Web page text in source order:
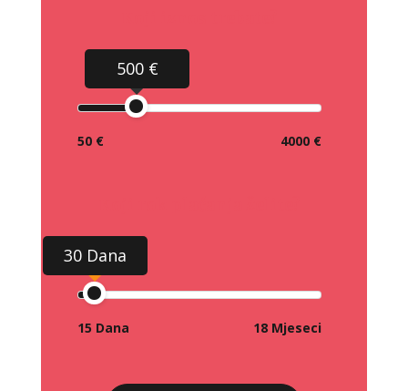
500 €
50 € 4000 €
30 Dana
15 Dana 18 Mjeseci